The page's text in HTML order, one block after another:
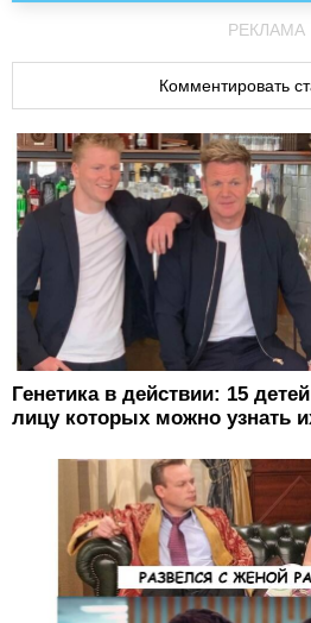
РЕКЛАМА
Комментировать
Генетика в действии: 15
лицу которых можно узнать